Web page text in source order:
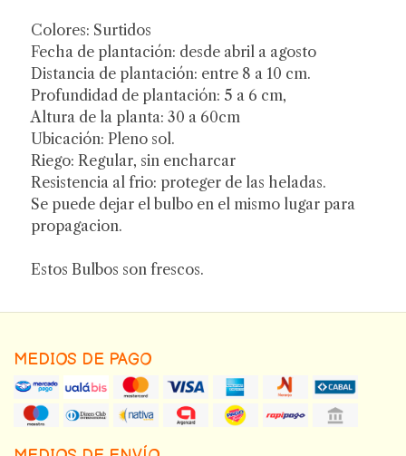
Colores: Surtidos
Fecha de plantación: desde abril a agosto
Distancia de plantación: entre 8 a 10 cm.
Profundidad de plantación: 5 a 6 cm,
Altura de la planta: 30 a 60cm
Ubicación: Pleno sol.
Riego: Regular, sin encharcar
Resistencia al frio: proteger de las heladas.
Se puede dejar el bulbo en el mismo lugar para
propagacion.
Estos Bulbos son frescos.
MEDIOS DE PAGO